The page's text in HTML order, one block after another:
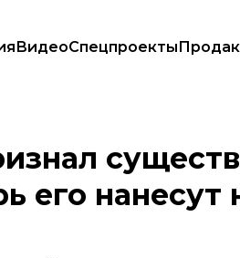
ВидеоСпецпроекты
его нанесут на карты
его нанесут